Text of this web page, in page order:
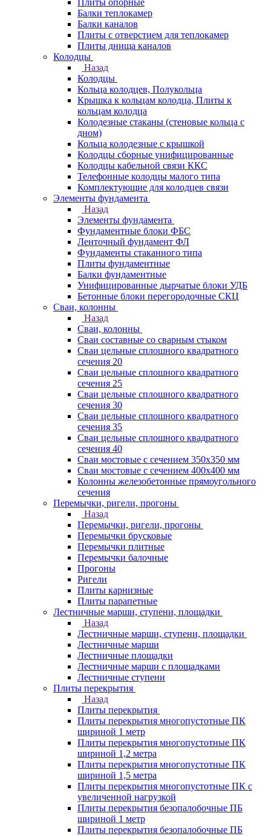
Плиты опорные
Балки теплокамер
Балки каналов
Плиты с отверстием для теплокамер
Плиты днища каналов
Колодцы
Назад
Колодцы
Кольца колодцев, Полукольца
Крышка к кольцам колодца, Плиты к
кольцам колодца
Колодезные стаканы (стеновые кольца с
дном)
Кольца колодезные с крышкой
Колодцы сборные унифицированные
Колодцы кабельной связи ККС
Телефонные колодцы малого типа
Комплектующие для колодцев связи
Элементы фундамента
Назад
Элементы фундамента
Фундаментные блоки ФБС
Ленточный фундамент ФЛ
Фундаменты стаканного типа
Плиты фундаментные
Балки фундаментные
Унифицированные дырчатые блоки УДБ
Бетонные блоки перегородочные СКЦ
Сваи, колонны
Назад
Сваи, колонны
Сваи составные со сварным стыком
Сваи цельные сплошного квадратного
сечения 20
Сваи цельные сплошного квадратного
сечения 25
Сваи цельные сплошного квадратного
сечения 30
Сваи цельные сплошного квадратного
сечения 35
Сваи цельные сплошного квадратного
сечения 40
Сваи мостовые с сечением 350х350 мм
Сваи мостовые с сечением 400х400 мм
Колонны железобетонные прямоугольного
сечения
Перемычки, ригели, прогоны
Назад
Перемычки, ригели, прогоны
Перемычки брусковые
Перемычки плитные
Перемычки балочные
Прогоны
Ригели
Плиты карнизные
Плиты парапетные
Лестничные марши, ступени, площадки
Назад
Лестничные марши, ступени, площадки
Лестничные марши
Лестничные площадки
Лестничные марши с площадками
Лестничные ступени
Плиты перекрытия
Назад
Плиты перекрытия
Плиты перекрытия многопустотные ПК
шириной 1 метр
Плиты перекрытия многопустотные ПК
шириной 1,2 метра
Плиты перекрытия многопустотные ПК
шириной 1,5 метра
Плиты перекрытия многопустотные ПК с
увеличенной нагрузкой
Плиты перекрытия безопалобочные ПБ
шириной 1 метр
Плиты перекрытия безопалобочные ПБ